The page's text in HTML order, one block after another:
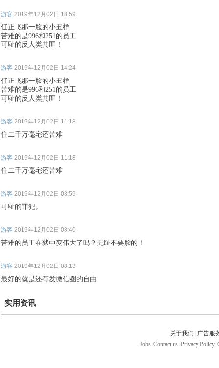
游客 2019年12月02日 18:59
任正飞那一脸的小丑样
苦难的是996和251的员工
可耻的反人类共匪！
游客 2019年12月02日 14:24
任正飞那一脸的小丑样
苦难的是996和251的员工
可耻的反人类共匪！
游客 2019年12月02日 11:18
住二千万毫宅还苦难
游客 2019年12月02日 11:18
住二千万毫宅还苦难
游客 2019年12月02日 08:59
可耻的罪犯。
游客 2019年12月02日 08:40
苦难的员工在狱中变伟大了吗？无耻不要脸的！
游客 2019年12月02日 08:13
最好的就是还有发微信圈的自由
实用资讯
关于我们
广告服
Jobs. Contact us. Privacy